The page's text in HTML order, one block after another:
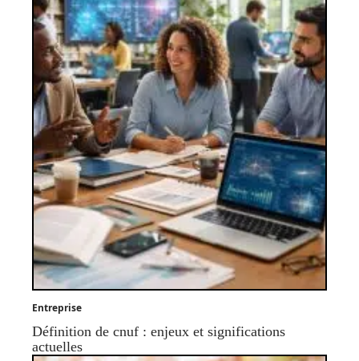
Entreprise
Définition de cnuf : enjeux et significations
actuelles